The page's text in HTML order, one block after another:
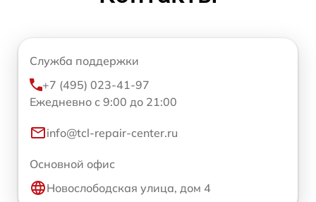
Служба поддержки
+7 (495) 023-41-97
Ежедневно с 9:00 до 21:00
info@tcl-repair-center.ru
Основной офис
Новослободская улица, дом 4